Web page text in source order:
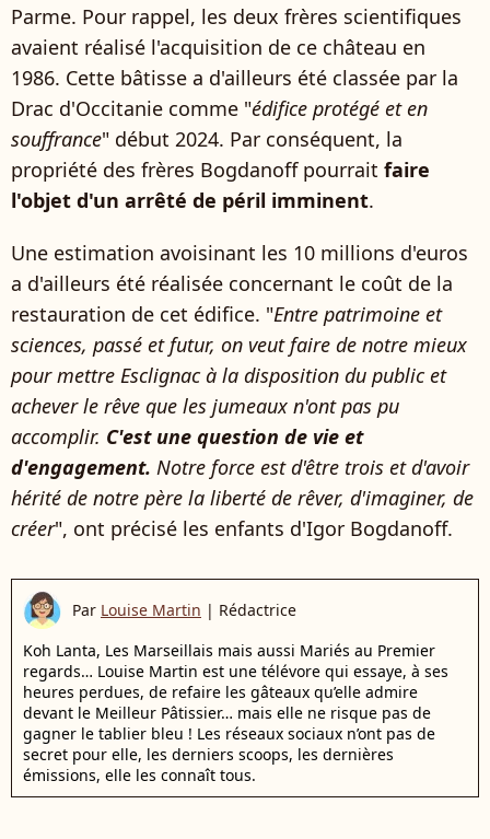
Parme. Pour rappel, les deux frères scientifiques
avaient réalisé l'acquisition de ce château en
1986. Cette bâtisse a d'ailleurs été classée par la
Drac d'Occitanie comme "édifice protégé et en
souffrance" début 2024. Par conséquent, la
propriété des frères Bogdanoff pourrait faire
l'objet d'un arrêté de péril imminent.
Une estimation avoisinant les 10 millions d'euros
a d'ailleurs été réalisée concernant le coût de la
restauration de cet édifice. "Entre patrimoine et
sciences, passé et futur, on veut faire de notre mieux
pour mettre Esclignac à la disposition du public et
achever le rêve que les jumeaux n'ont pas pu
accomplir. C'est une question de vie et
d'engagement. Notre force est d'être trois et d'avoir
hérité de notre père la liberté de rêver, d'imaginer, de
créer", ont précisé les enfants d'Igor Bogdanoff.
Par Louise Martin | Rédactrice
Koh Lanta, Les Marseillais mais aussi Mariés au Premier
regards… Louise Martin est une télévore qui essaye, à ses
heures perdues, de refaire les gâteaux qu’elle admire
devant le Meilleur Pâtissier… mais elle ne risque pas de
gagner le tablier bleu ! Les réseaux sociaux n’ont pas de
secret pour elle, les derniers scoops, les dernières
émissions, elle les connaît tous.